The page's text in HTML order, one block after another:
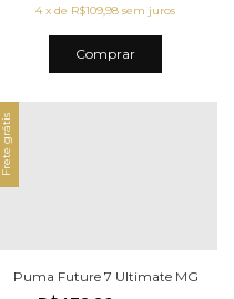
4 xde R$109,98 sem juros
Comprar
Frete grátis
Puma Future 7 Ultimate MG